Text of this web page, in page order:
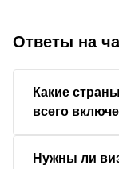
Ответы на
Какие
всего
Нужны ли